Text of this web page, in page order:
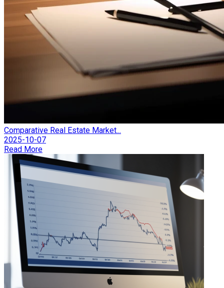
Comparative Real Estate Market...
2025-10-07
Read More